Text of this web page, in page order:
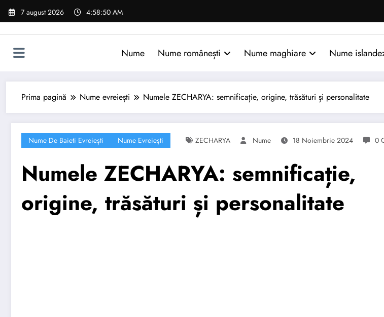
Sari
7 august 2026 4:58:51 AM
Nume Nume românești Nume maghiare Nume
Prima pagină Nume evreiești Numele ZECHARYA: semnificație, origine, trăsături și personalitate
Nume De Baieti Evreiești Nume Evreiești ZECHARYA Nume 18 Noiembrie 2024 0
Numele ZECHARYA: semnificație,
origine, trăsături și personalitate